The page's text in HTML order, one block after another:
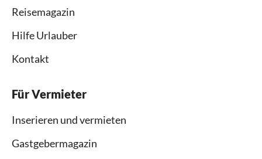
Reisemagazin
Hilfe Urlauber
Kontakt
Für Vermieter
Inserieren und vermieten
Gastgebermagazin